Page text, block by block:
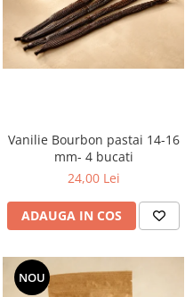
Vanilie Bourbon pastai 14-16
mm- 4 bucati
24,00 Lei
ADAUGA IN COS
NOU